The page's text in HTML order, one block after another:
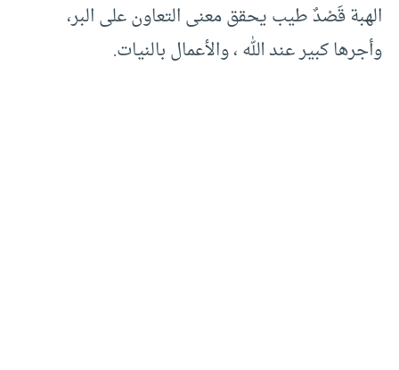
الهبة قَصْدٌ طيب يحقق معنى التعاون على البر،
وأجرها كبير عند الله ، والأعمال بالنيات.